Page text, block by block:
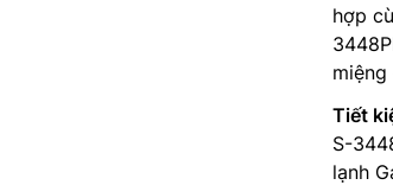
hợp
Tiết
S-
lạnh